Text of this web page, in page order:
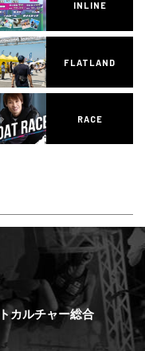
INLINE
FLATLAND
RACE
カルチャー総合